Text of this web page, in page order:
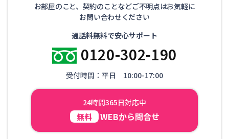
お部屋のこと、契約のことなどご不明点はお気軽に
お問い合わせください
通話料無料で安心サポート
0120-302-190
受付時間：平日 10:00-17:00
24時間365日対応中
無料 WEBから問合せ